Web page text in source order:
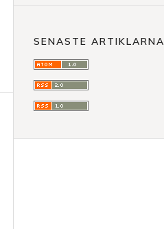
SENASTE ARTIKLARNA